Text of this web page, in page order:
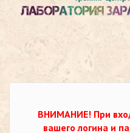
ВНИМАНИЕ! При
вашего логина и